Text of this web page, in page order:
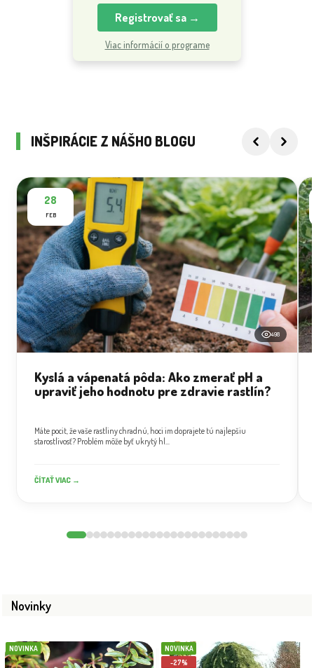
Registrovať sa →
Viac informácií o programe
INŠPIRÁCIE Z NÁŠHO BLOGU
28
FEB
498
Kyslá a vápenatá pôda: Ako zmerať pH a
upraviť jeho hodnotu pre zdravie rastlín?
Máte pocit, že vaše rastliny chradnú, hoci im doprajete tú najlepšiu
starostlivosť? Problém môže byť ukrytý hl...
ČÍTAŤ VIAC →
Novinky
NOVINKA
NOVINKA
-27%